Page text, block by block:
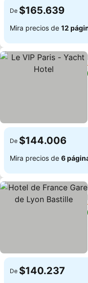
De $165.639
Mira precios de 12
De $144.006
Mira precios de 6
De $140.237